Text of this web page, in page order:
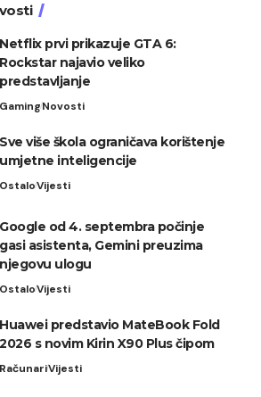
Netflix prvi prikazuje GTA 6:
Rockstar najavio veliko
predstavljanje
GamingNovosti
Sve više škola ograničava korištenje
umjetne inteligencije
OstaloVijesti
Google od 4. septembra počinje
gasi asistenta, Gemini preuzima
njegovu ulogu
OstaloVijesti
Huawei predstavio MateBook Fold
2026 s novim Kirin X90 Plus čipom
RačunariVijesti